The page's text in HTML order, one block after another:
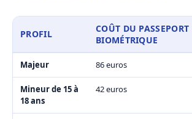
PROFIL
COÛT DU PASSEPORT
BIOMÉTRIQUE
Majeur 86 euros
Mineur de 15 à
18 ans
42 euros